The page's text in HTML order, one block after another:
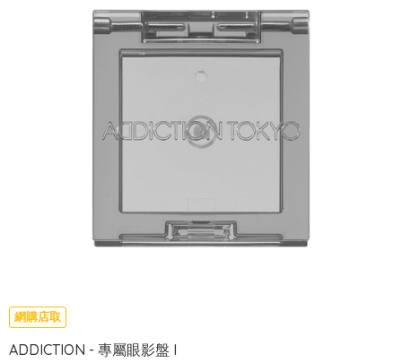
網購店取
ADDICTION - 專屬眼影盤 I